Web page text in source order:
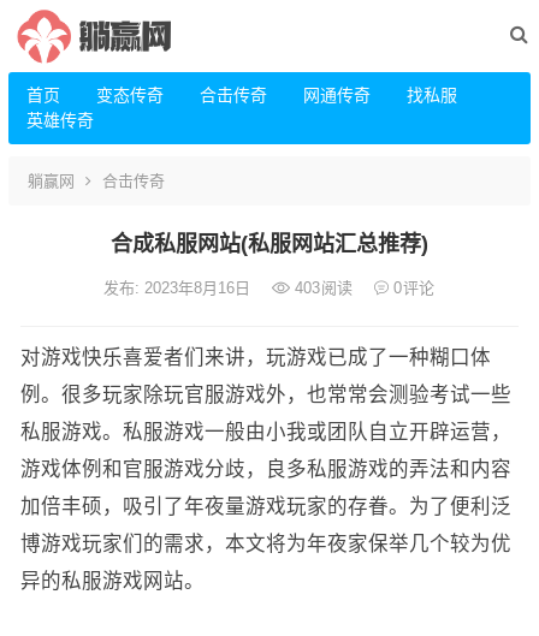
首页 变态传奇 合击传奇 网通传奇
找私服
英雄传奇
躺赢网 合击传奇
合成私服网站(私服网站汇总推荐)
发布: 2023年8月16日 403阅读 0评论
对游戏快乐喜爱者们来讲，玩游戏已成了一种糊口体
例。很多玩家除玩官服游戏外，也常常会测验考试一些
私服游戏。私服游戏一般由小我或团队自立开辟运营，
游戏体例和官服游戏分歧，良多私服游戏的弄法和内容
加倍丰硕，吸引了年夜量游戏玩家的存眷。为了便利泛
博游戏玩家们的需求，本文将为年夜家保举几个较为优
异的私服游戏网站。